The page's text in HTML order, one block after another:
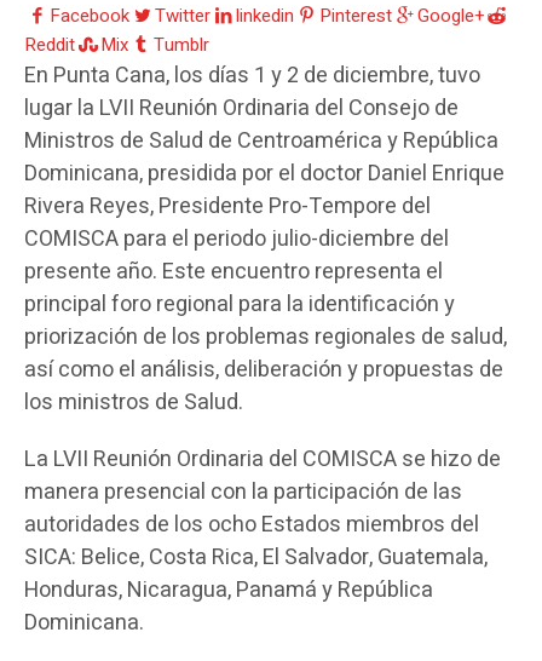
Facebook
Twitter linkedin Pinterest
Google+
Reddit
Mix Tumblr
En Punta Cana, los días 1 y 2 de diciembre, tuvo
lugar la LVII Reunión Ordinaria del Consejo de
Ministros de Salud de Centroamérica y República
Dominicana, presidida por el doctor Daniel Enrique
Rivera Reyes, Presidente Pro-Tempore del
COMISCA para el periodo julio-diciembre del
presente año. Este encuentro representa el
principal foro regional para la identificación y
priorización de los problemas regionales de salud,
así como el análisis, deliberación y propuestas de
los ministros de Salud.
La LVII Reunión Ordinaria del COMISCA se hizo de
manera presencial con la participación de las
autoridades de los ocho Estados miembros del
SICA: Belice, Costa Rica, El Salvador, Guatemala,
Honduras, Nicaragua, Panamá y República
Dominicana.